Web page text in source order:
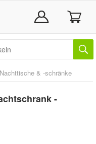
Nachttische & -schränke
-